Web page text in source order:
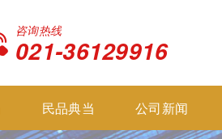
咨询热线
021-36129916
民品典当 公司新闻